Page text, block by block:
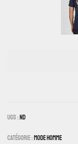
UGS : ND
Catégorie : Mode Homme